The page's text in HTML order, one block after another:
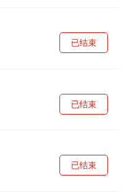
已结束
已结束
已结束